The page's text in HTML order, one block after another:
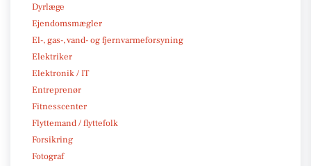
Dyrlæge
Ejendomsmægler
El-, gas-, vand- og fjernvarmeforsyning
Elektriker
Elektronik / IT
Entreprenør
Fitnesscenter
Flyttemand / flyttefolk
Forsikring
Fotograf